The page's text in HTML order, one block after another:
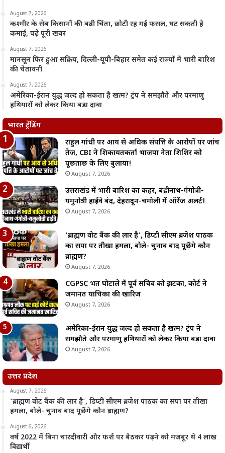
August 7, 2026
कश्मीर के सेब किसानों की बढ़ी चिंता, छोटी रह गई फसल, घट सकती है
कमाई, पढ़े पूरी खबर
August 7, 2026
मानसून फिर हुआ सक्रिय, दिल्ली-यूपी-बिहार समेत कई राज्यों में भारी बारिश
की चेतावनी
August 7, 2026
अमेरिका-ईरान युद्ध जल्द हो सकता है खत्म? ट्रंप ने समझौते और परमाणु
हथियारों को लेकर किया बड़ा दावा
भारत ट्रेंडिंग
राहुल गांधी पर आय से अधिक संपत्ति के आरोपों पर जांच
तेज, CBI ने शिकायतकर्ता भाजपा नेता शिशिर को
पूछताछ के लिए बुलाया!
August 7, 2026
उत्तराखंड में भारी बारिश का कहर, बद्रीनाथ-गंगोत्री-
यमुनोत्री हाईवे बंद, देहरादून-चमोली में ऑरेंज अलर्ट!
August 7, 2026
‘ब्राह्मण वोट बैंक की लार है’, डिप्टी सीएम ब्रजेश पाठक
का सपा पर तीखा हमला, बोले- चुनाव बाद पूछेंगे कौन
ब्राह्मण?
August 7, 2026
CGPSC भर्ती घोटाले में पूर्व सचिव को झटका, कोर्ट ने
जमानत याचिका की खारिज
August 7, 2026
अमेरिका-ईरान युद्ध जल्द हो सकता है खत्म? ट्रंप ने
समझौते और परमाणु हथियारों को लेकर किया बड़ा दावा
August 7, 2026
उत्तर प्रदेश
August 7, 2026
‘ब्राह्मण वोट बैंक की लार है’, डिप्टी सीएम ब्रजेश पाठक का सपा पर तीखा
हमला, बोले- चुनाव बाद पूछेंगे कौन ब्राह्मण?
August 6, 2026
वर्ष 2022 में बिना चारदीवारी और फर्श पर बैठकर पढ़ने को मजबूर थे 4 लाख
विद्यार्थी